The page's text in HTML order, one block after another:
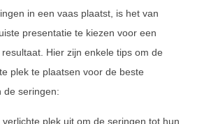
in een vaas plaatst, is het van
presentatie te kiezen voor een
Hier zijn enkele tips om de
plek te plaatsen voor de beste
de seringen:
plek uit om de seringen tot hun